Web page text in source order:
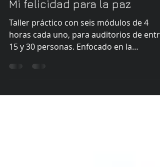
TALLERES
Mi felicidad para la paz
Taller práctico con seis módulos de 4
15 y 30 personas. Enfocado en la
comprensión de nuestros pecados
la felicidad y los antídotos que nos libera